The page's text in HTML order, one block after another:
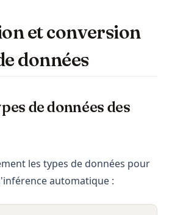
et conversion
données
de données des
les types de données pour
automatique :